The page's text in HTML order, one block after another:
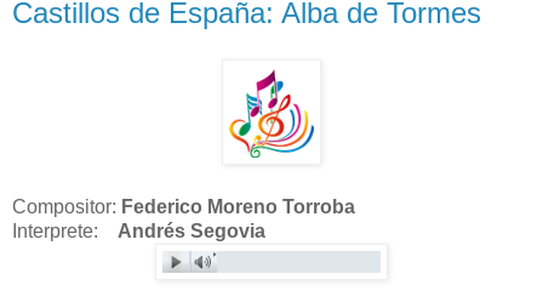
Castillos de España: Alba de Tormes
Compositor: Federico Moreno Torroba
Interprete:
Andrés Segovia